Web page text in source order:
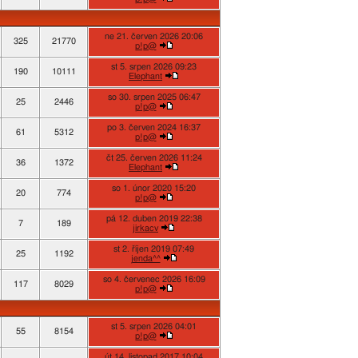
325 21770
ne 21. červen 2026 20:06
p!p@
190 10111
st 5. srpen 2026 09:23
Elephant
25 2446
so 30. srpen 2025 06:47
p!p@
61 5312
po 3. červen 2024 16:37
p!p@
36 1372
čt 25. červen 2026 11:24
Elephant
20 774
so 1. únor 2020 15:20
p!p@
7 189
pá 12. duben 2019 22:38
jirkacv
25 1192
st 2. říjen 2019 07:49
jenda^^
117 8029
so 4. červenec 2026 16:09
p!p@
55 8154
st 5. srpen 2026 04:01
p!p@